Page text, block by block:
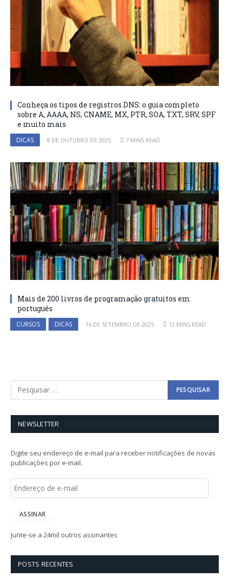
Conheça os tipos de registros DNS: o guia completo
sobre A, AAAA, NS, CNAME, MX, PTR, SOA, TXT, SRV, SPF
e muito mais
DICAS 8 DE OUTUBRO DE 2025 7 MINS READ
Mais de 200 livros de programação gratuitos em
português
CURSOS DICAS 16 DE SETEMBRO DE 2025 12 MINS READ
NEWSLETTER
Digite seu endereço de e-mail para receber notificações de novas
publicações por e-mail.
e
ç
ASSINAR
Junte-se a 24mil outros assinantes
POSTS RECENTES